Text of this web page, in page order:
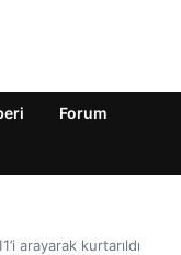
Forum
arayarak kurtarıldı